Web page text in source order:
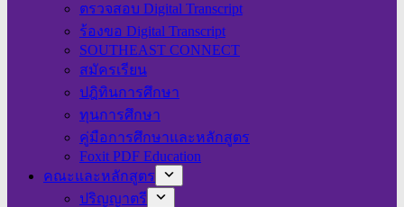
ตรวจสอบ Digital Transcript
ร้องขอ Digital Transcript
SOUTHEAST CONNECT
สมัครเรียน
ปฎิทินการศึกษา
ทุนการศึกษา
คู่มือการศึกษาและหลักสูตร
Foxit PDF Education
คณะและหลักสูตร
ปริญญาตรี